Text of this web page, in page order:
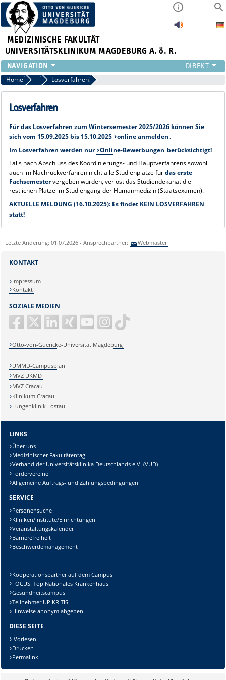
MEDIZINISCHE FAKULTÄT
UNIVERSITÄTSKLINIKUM MAGDEBURG A. ö. R.
INSTITUTE
KLINIKEN
ZENTRALE EINRICHTUNGEN
PRESSE
INTERNATIONAL
INTRANET
Home FAQ Bewerbungs- & Zulassungsverfahren 2027/28
Losverfahren
Losverfahren
Für das Losverfahren zum Wintersemester 2025/2026können Sie
sich vom 15.09.2025 bis 15.10.2025 online anmelden.
Im Losverfahren werden nur Online-Bewerbungen berücksichtigt!
Falls nach Abschluss des Koordinierungs- und Hauptverfahrens sowohl
auch im Nachrückverfahren nicht alle Studienplätze fürdas erste
Fachsemestervergeben wurden, verlost das Studiendekanat die
restlichen Plätze im Studiengang der Humanmedizin (Staatsexamen).
AKTUELLE MELDUNG (16.10.2025): Es findet KEIN LOSVERFAHREN
statt!
Letzte Änderung: 01.07.2026 - Ansprechpartner: Webmaster
SOZIALE MEDIEN
Otto-von-Guericke-Universität Magdeburg
KONTAKT
Impressum
Kontakt
UMMD-Campusplan
MVZ UKMD
MVZ Cracau
Klinikum Cracau
Lungenklinik Lostau
LINKS
Über uns
Medizinischer Fakultätentag
Verband der Universitätsklinika Deutschlands e.V. (VUD)
Fördervereine
Allgemeine Auftrags- und Zahlungsbedingungen
SERVICE
Personensuche
Kliniken/Institute/Einrichtungen
Veranstaltungskalender
Barrierefreiheit
Beschwerdemanagement
Kooperationspartner auf dem Campus
FOCUS: Top Nationales Krankenhaus
Gesundheitscampus
Teilnehmer UP KRITIS
Hinweise anonym abgeben
DIESE SEITE
Vorlesen
Drucken
Permalink